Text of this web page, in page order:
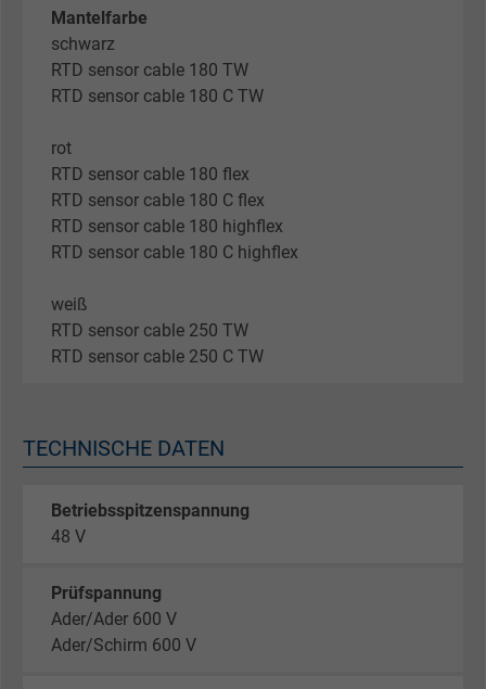
Mantelfarbe
schwarz
RTD sensor cable 180 TW
RTD sensor cable 180 C TW
rot
RTD sensor cable 180 flex
RTD sensor cable 180 C flex
RTD sensor cable 180 highflex
RTD sensor cable 180 C highflex
weiß
RTD sensor cable 250 TW
RTD sensor cable 250 C TW
TECHNISCHE DATEN
Betriebsspitzenspannung
48 V
Prüfspannung
Ader/Ader 600 V
Ader/Schirm 600 V